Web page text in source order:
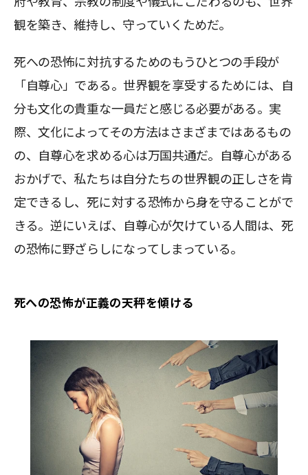
観を築き、維持し、守っていくためだ。
死への恐怖に対抗するためのもうひとつの手段が
「自尊心」である。世界観を享受するためには、自
分も文化の貴重な一員だと感じる必要がある。実
際、文化によってその方法はさまざまではあるもの
の、自尊心を求める心は万国共通だ。自尊心がある
おかげで、私たちは自分たちの世界観の正しさを肯
定できるし、死に対する恐怖から身を守ることがで
きる。逆にいえば、自尊心が欠けている人間は、死
の恐怖に野ざらしになってしまっている。
死への恐怖が正義の天秤を傾ける